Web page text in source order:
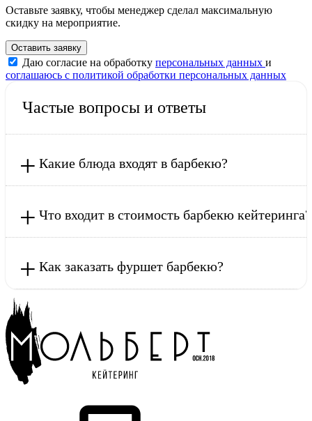
Оставьте заявку, чтобы менеджер сделал максимальную
скидку на мероприятие.
Оставить заявку
Даю согласие на обработку персональных данных и
соглашаюсь с политикой обработки персональных данных
Частые вопросы и ответы
+ Какие блюда входят в барбекю?
+ Что входит в стоимость барбекю кейтеринга?
+ Как заказать фуршет барбекю?